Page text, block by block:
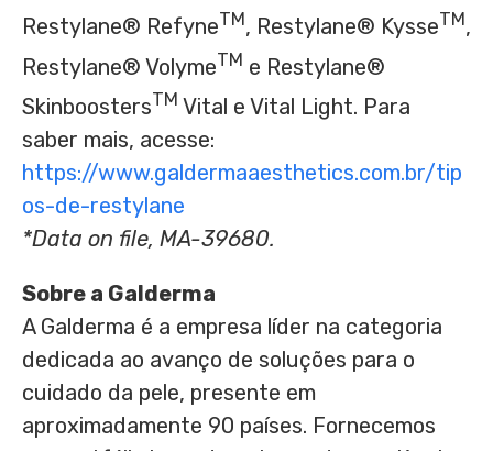
Restylane® RefyneTM, Restylane® KysseTM,
Restylane® VolymeTM e Restylane®
SkinboostersTM Vital e Vital Light. Para
saber mais, acesse:
https://www.galdermaaesthetics.com.br/tip
os-de-restylane
*Data on file, MA-39680.
Sobre a Galderma
A Galderma é a empresa líder na categoria
dedicada ao avanço de soluções para o
cuidado da pele, presente em
aproximadamente 90 países. Fornecemos